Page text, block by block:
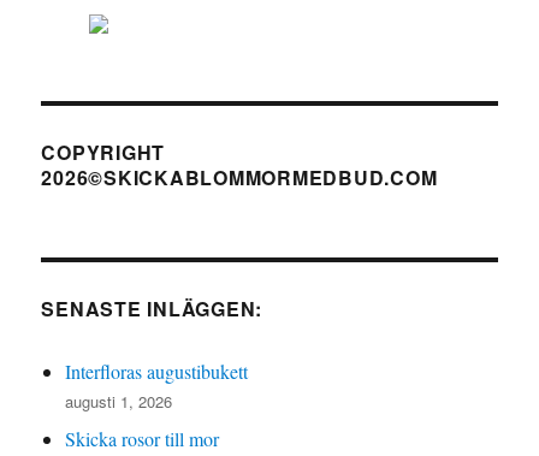
COPYRIGHT
2026©SKICKABLOMMORMEDBUD.COM
SENASTE INLÄGGEN:
Interfloras augustibukett
augusti 1, 2026
Skicka rosor till mor